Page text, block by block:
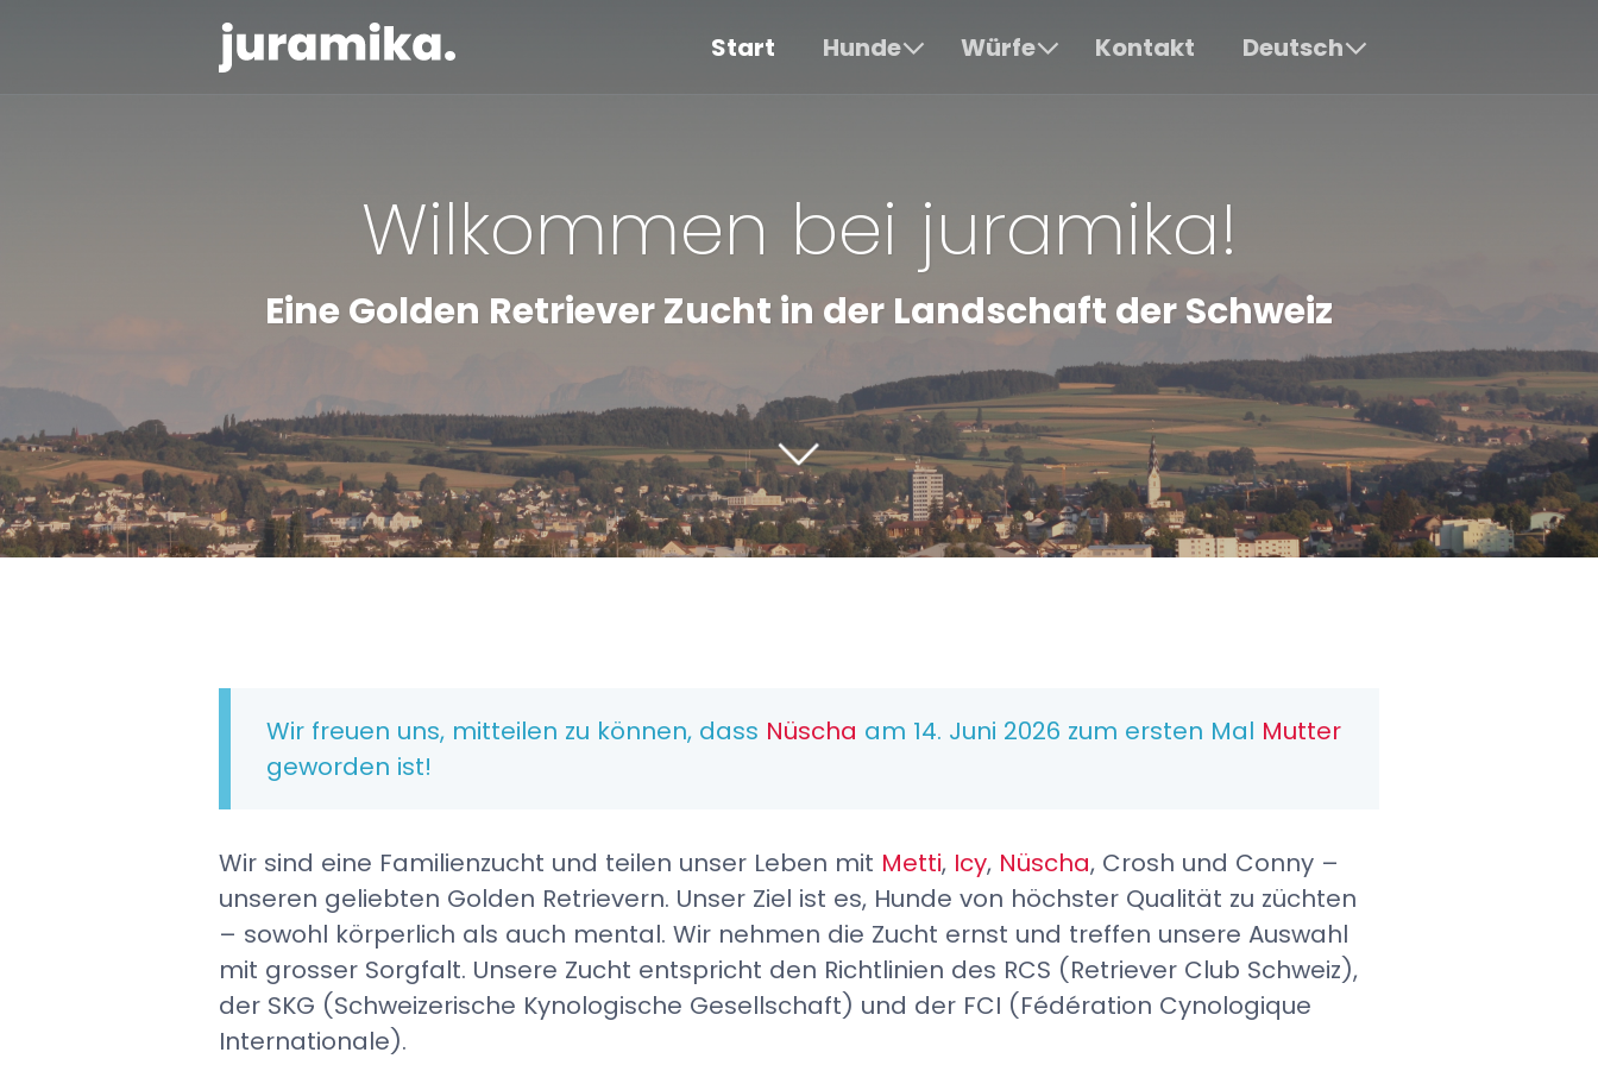
Start Hunde Würfe Kontakt Deutsch
Wilkommen bei juramika!
Eine Golden Retriever Zucht in der Landschaft der Schweiz
Wir freuen uns, mitteilen zu können, dass Nüscha am 14. Juni 2026 zum ersten Mal Mutter
geworden ist!
Wir sind eine Familienzucht und teilen unser Leben mit Metti, Icy, Nüscha, Crosh und Conny –
unseren geliebten Golden Retrievern. Unser Ziel ist es, Hunde von höchster Qualität zu züchten
– sowohl körperlich als auch mental. Wir nehmen die Zucht ernst und treffen unsere Auswahl
mit grosser Sorgfalt. Unsere Zucht entspricht den Richtlinien des RCS (Retriever Club Schweiz),
der SKG (Schweizerische Kynologische Gesellschaft) und der FCI (Fédération Cynologique
Internationale).